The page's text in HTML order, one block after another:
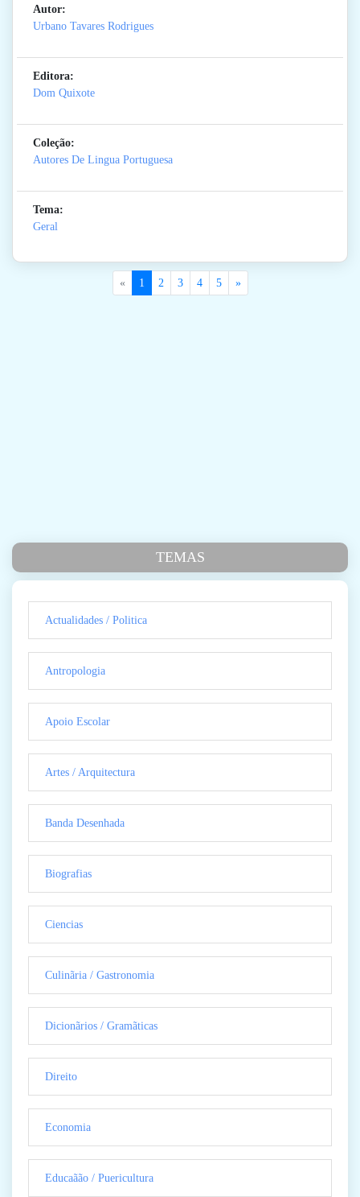
Autor:
Urbano Tavares Rodrigues
Editora:
Dom Quixote
Coleção:
Autores De Lingua Portuguesa
Tema:
Geral
« 1 2 3 4 5 »
TEMAS
Actualidades / Politica
Antropologia
Apoio Escolar
Artes / Arquitectura
Banda Desenhada
Biografias
Ciencias
Culinãria / Gastronomia
Dicionãrios / Gramãticas
Direito
Economia
Educaãão / Puericultura